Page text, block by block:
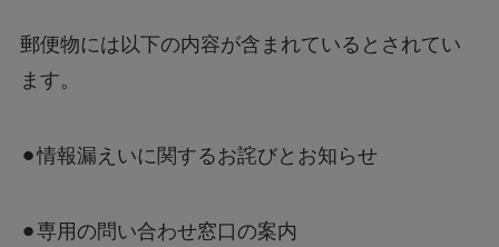
郵便物には以下の内容が含まれているとされてい
ます。
⚫︎情報漏えいに関するお詫びとお知らせ
⚫︎専用の問い合わせ窓口の案内